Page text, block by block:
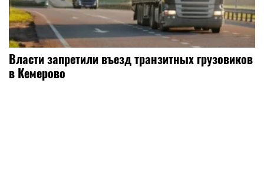
Власти запретили въезд транзитных грузовиков
в Кемерово